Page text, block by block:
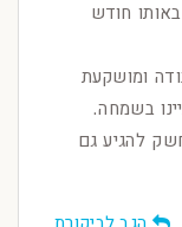
חודש
ומושקעת
בשמחה.
להגיע גם